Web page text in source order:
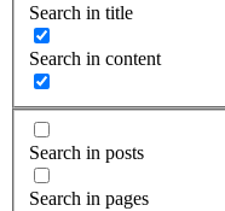
Search in title
Search in content
Search in posts
Search in pages